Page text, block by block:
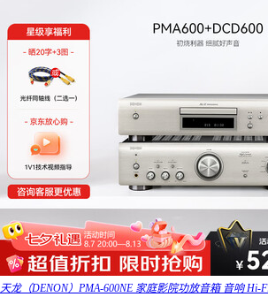
天龙（DENON）PMA-600NE 家庭影院功放音箱 音响